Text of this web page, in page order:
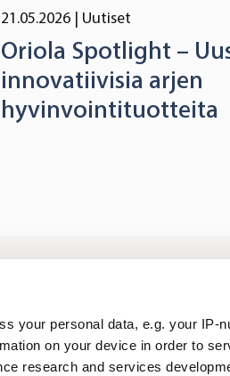
your personal data, e.g. your IP-
on your device in order to
research and services
21.05.2026 | Uutiset
Oriola Spotlight –
innovatiivisia arjen
hyvinvointituotteita
digipalveluihin
Ura Oriolassa Uutiset